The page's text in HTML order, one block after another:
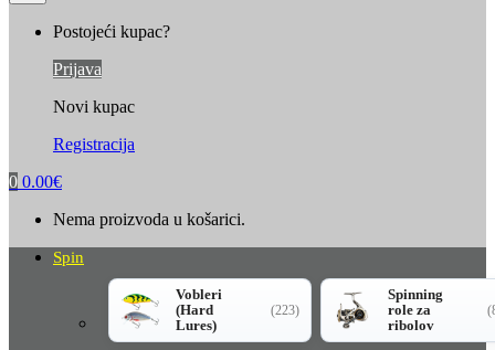
Postojeći kupac?
Prijava
Novi kupac
Registracija
0 0.00€
Nema proizvoda u košarici.
Spin
Vobleri
(Hard
Lures)
(223)
Spinning
role za
ribolov